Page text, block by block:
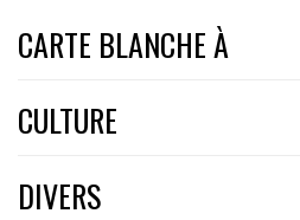
CARTE BLANCHE À
CULTURE
DIVERS